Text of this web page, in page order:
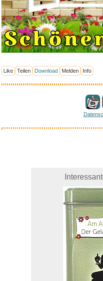
Like Teilen Download Melden Info